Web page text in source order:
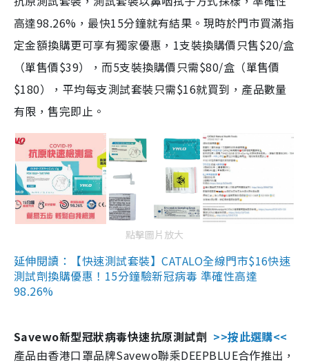
高達98.26%，最快15分鐘就有結果。現時於門市買滿指
定金額換購更可享有獨家優惠，1支裝換購價只售$20/盒
（單售價$39），而5支裝換購價只需$80/盒（單售價
$180），平均每支測試套裝只需$16就買到，產品數量
有限，售完即止。
點擊圖片放大
延伸閱讀：【快速測試套裝】CATALO全線門市$16快速
測試劑換購優惠！15分鐘驗新冠病毒 準確性高達
98.26%
Savewo新型冠狀病毒快速抗原測試劑 >>按此選購<<
產品由香港口罩品牌Savewo聯乘DEEPBLUE合作推出，